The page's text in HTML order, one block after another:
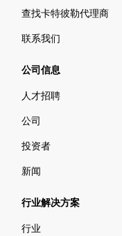
查找卡特彼勒代理商
联系我们
公司信息
人才招聘
公司
投资者
新闻
行业解决方案
行业